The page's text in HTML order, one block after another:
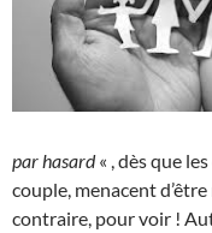
par hasard« , dès que
couple, menacent
contraire, pour voir !